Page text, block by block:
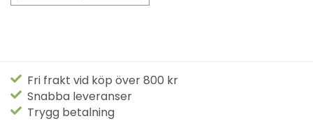
Fri frakt vid köp över 800 kr
Snabba leveranser
Trygg betalning